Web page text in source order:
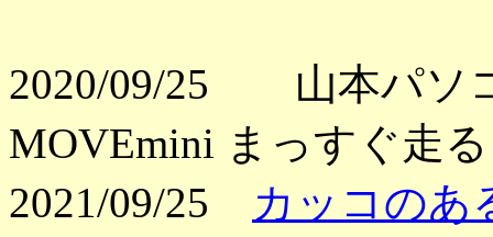
2020/09/25 山本パソ
MOVEmini まっすぐ走
2021/09/25
カッコの